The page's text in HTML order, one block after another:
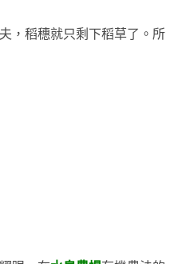
， 稻穗就只剩下稻草了 。 所